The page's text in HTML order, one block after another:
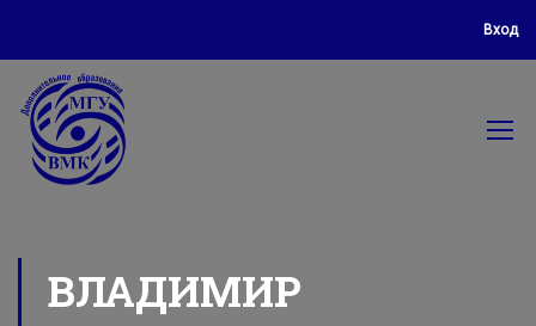
Вход
ВЛАДИМИР